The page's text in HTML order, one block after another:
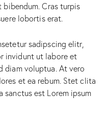
bibendum. Cras turpis
lobortis erat.
sadipscing elitr,
invidunt ut labore et
diam voluptua. At vero
et ea rebum. Stet clita
sanctus est Lorem ipsum